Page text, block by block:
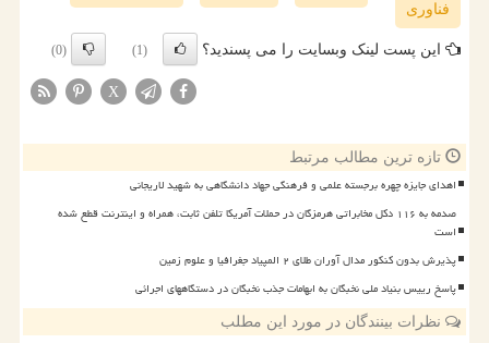
فناوری
این پست لینک وبسایت را می پسندید؟ (1)
(0)
X
تازه ترین مطالب مرتبط
اهدای جایزه چهره برجسته علمی و فرهنگی جهاد دانشگاهی به شهید لاریجانی
صدمه به ۱۱۶ دکل مخابراتی هرمزگان در حملات آمریکا تلفن ثابت، همراه و اینترنت قطع شده
است
پذیرش بدون کنکور مدال آوران طلای ۲ المپیاد جغرافیا و علوم زمین
پاسخ رییس بنیاد ملی نخبگان به ابهامات جذب نخبگان در دستگاههای اجرائی
نظرات بینندگان در مورد این مطلب